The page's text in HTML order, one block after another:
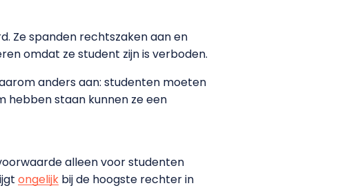
Ze spanden rechtszaken aan en
omdat ze student zijn is verboden.
anders aan: studenten moeten
hebben staan kunnen ze een
alleen voor studenten
ongelijk bij de hoogste rechter in